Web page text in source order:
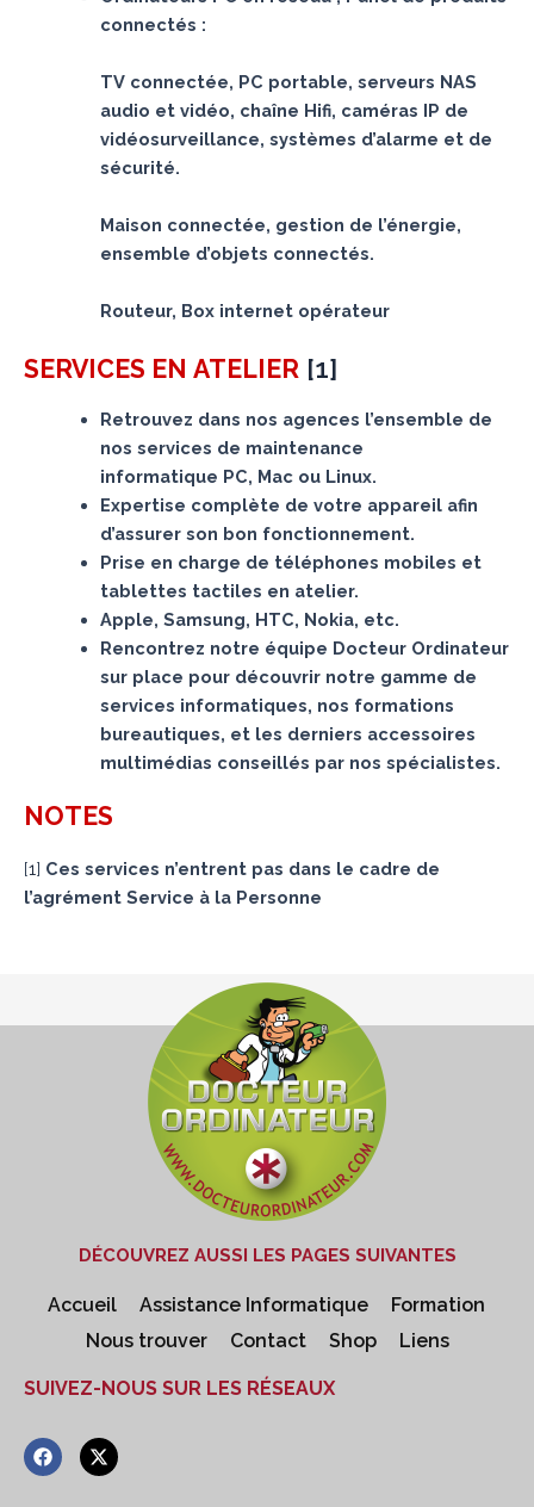
connectés :
TV connectée, PC portable, serveurs NAS
audio et vidéo, chaîne Hifi, caméras IP de
vidéosurveillance, systèmes d’alarme et de
sécurité.
Maison connectée, gestion de l’énergie,
ensemble d’objets connectés.
Routeur, Box internet opérateur
SERVICES EN ATELIER [1]
Retrouvez dans nos agences l’ensemble de
nos services de maintenance
informatique PC, Mac ou Linux.
Expertise complète de votre appareil afin
d’assurer son bon fonctionnement.
Prise en charge de téléphones mobiles et
tablettes tactiles en atelier.
Apple, Samsung, HTC, Nokia, etc.
Rencontrez notre équipe Docteur Ordinateur
sur place pour découvrir notre gamme de
services informatiques, nos formations
bureautiques, et les derniers accessoires
multimédias conseillés par nos spécialistes.
NOTES
[1] Ces services n’entrent pas dans le cadre de
l’agrément Service à la Personne
DÉCOUVREZ AUSSI LES PAGES SUIVANTES
Accueil Assistance Informatique
Formation
Nous trouver
Contact Shop Liens
SUIVEZ-NOUS SUR LES RÉSEAUX
F
a
X
-